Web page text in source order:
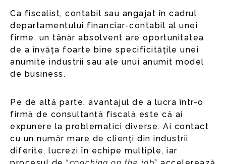
Ca fiscalist, contabil sau angajat în cadrul
departamentului financiar-contabil al unei
firme, un tânăr absolvent are oportunitatea
de a învăța foarte bine specificitățile unei
anumite industrii sau ale unui anumit model
de business.
Pe de altă parte, avantajul de a lucra într-o
firmă de consultanță fiscală este că ai
expunere la problematici diverse. Ai contact
cu un număr mare de clienți din industrii
diferite, lucrezi în echipe multiple, iar